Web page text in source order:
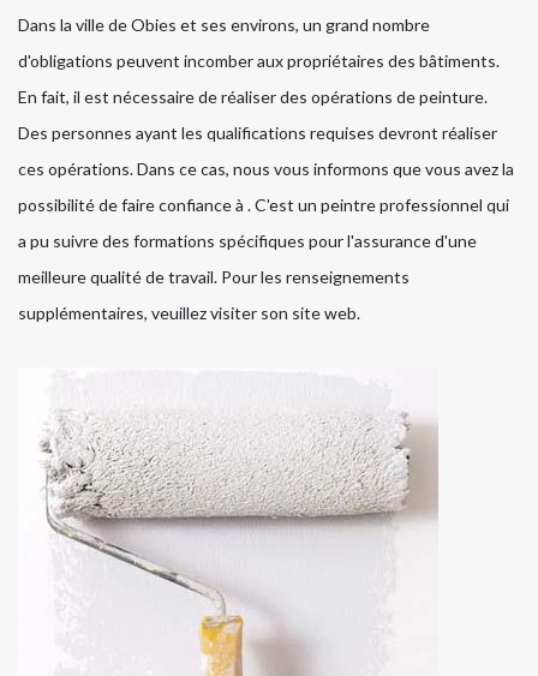
Dans la ville de Obies et ses environs, un grand nombre
d'obligations peuvent incomber aux propriétaires des bâtiments.
En fait, il est nécessaire de réaliser des opérations de peinture.
Des personnes ayant les qualifications requises devront réaliser
ces opérations. Dans ce cas, nous vous informons que vous avez la
possibilité de faire confiance à . C'est un peintre professionnel qui
a pu suivre des formations spécifiques pour l'assurance d'une
meilleure qualité de travail. Pour les renseignements
supplémentaires, veuillez visiter son site web.